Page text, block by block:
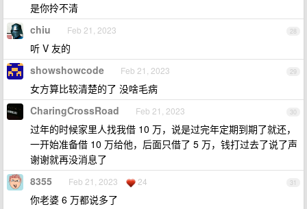
是你拎不清
28
chiu Feb 21, 2023
听 V 友的
29
showshowcode Feb 21, 2023
女方算比较清楚的了 没啥毛病
30
CharingCrossRoad Feb 21, 2023
过年的时候家里人找我借 10 万，说是过完年定期到期了就还，
一开始准备借 10 万给他，后面只借了 5 万，钱打过去了说了声
谢谢就再没消息了
31
8355 Feb 21, 2023 24
你老婆 6 万都说多了